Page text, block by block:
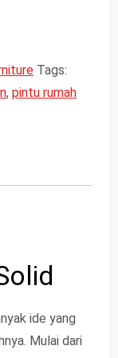
Tags:
,pintu rumah
ide yang
Mulai dari